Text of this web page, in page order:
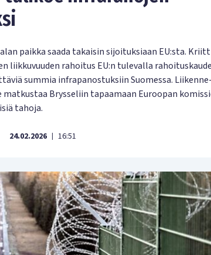
paikka saada takaisin sijoituksiaan EU:sta.
liikkuvuuden rahoitus EU:n tulevalla
summia infrapanostuksiin Suomessa.
Brysseliin tapaamaan Euroopan
tahoja.
24.02.2026 | 16:51